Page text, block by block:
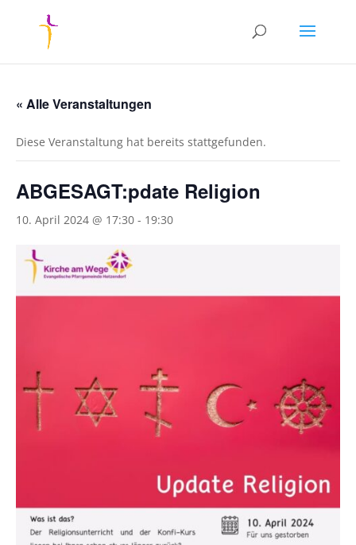
« Alle Veranstaltungen
Diese Veranstaltung hat bereits stattgefunden.
ABGESAGT:pdate Religion
10. April 2024 @ 17:30 - 19:30